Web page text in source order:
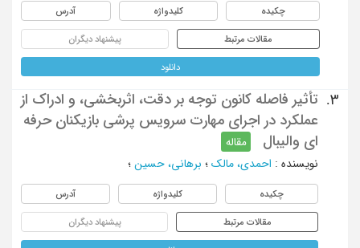
چکیده کلیدواژه آدرس
مقالات مرتبط پیشنهاد دیگران
دانلود
3.
تأثیر فاصله کانون توجه بر دقت، اثربخشی، و ادراک از
عملکرد در اجرای مهارت سرویس پرشی بازیکنان حرفه
ای والیبال
مقاله
نویسنده : احمدی، مالک ؛ برهانی، حسین ؛
چکیده کلیدواژه آدرس
مقالات مرتبط پیشنهاد دیگران